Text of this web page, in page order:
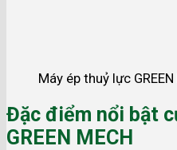
Máy ép thuỷ lực GREEN
Đặc điểm nổi bật
GREEN MECH